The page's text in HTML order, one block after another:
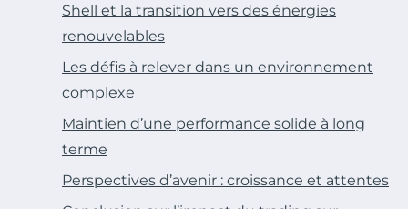
Shell et la transition vers des énergies
renouvelables
Les défis à relever dans un environnement
complexe
Maintien d’une performance solide à long
terme
Perspectives d’avenir : croissance et attentes